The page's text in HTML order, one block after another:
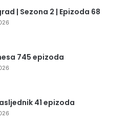
| Sezona 2 | Epizoda 68
745 epizoda
41 epizoda